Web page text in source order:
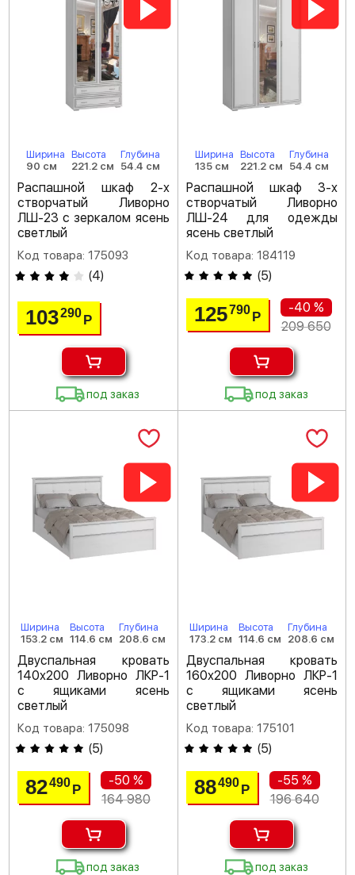
Ширина
90 см
Высота
221.2 см
Глубина
54.4 см
Распашной шкаф 2-х
створчатый Ливорно
ЛШ-23 с зеркалом ясень
светлый
Код товара: 175093
(4)
103290Р
под заказ
Ширина
135 см
Высота
221.2 см
Глубина
54.4 см
Распашной шкаф 3-х
створчатый Ливорно
ЛШ-24 для одежды
ясень светлый
Код товара: 184119
(5)
125790 Р
-40 %
209 650
под заказ
Ширина
153.2 см
Высота
114.6 см
Глубина
208.6 см
Двуспальная кровать
140х200 Ливорно ЛКР-1
с ящиками ясень
светлый
Код товара: 175098
(5)
82490Р
-50 %
164 980
под заказ
Ширина
173.2 см
Высота
114.6 см
Глубина
208.6 см
Двуспальная кровать
160х200 Ливорно ЛКР-1
с ящиками ясень
светлый
Код товара: 175101
(5)
88490 Р
-55 %
196 640
под заказ